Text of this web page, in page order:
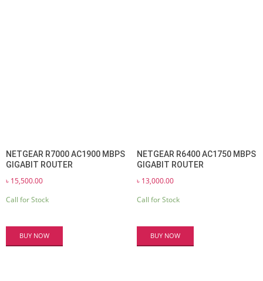
NETGEAR R7000 AC1900 MBPS
GIGABIT ROUTER
৳ 15,500.00
Call for Stock
BUY NOW
NETGEAR R6400 AC1750 MBPS
GIGABIT ROUTER
৳ 13,000.00
Call for Stock
BUY NOW